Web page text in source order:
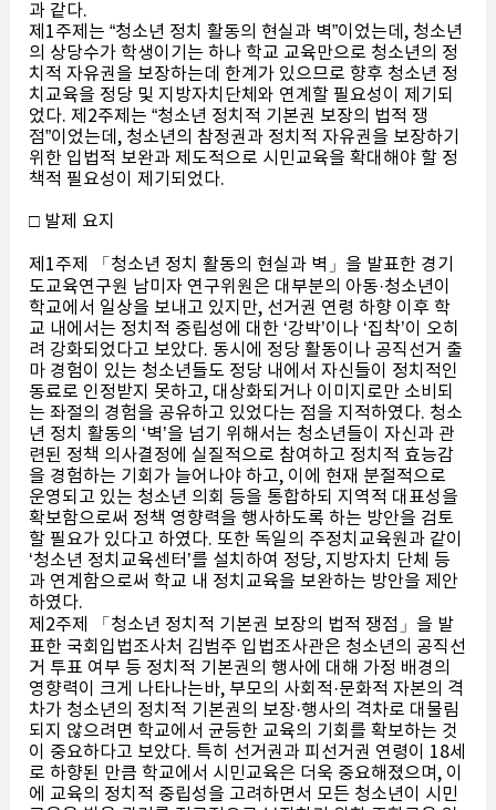
과 같다.
제1주제는 “청소년 정치 활동의 현실과 벽”이었는데, 청소년
의 상당수가 학생이기는 하나 학교 교육만으로 청소년의 정
치적 자유권을 보장하는데 한계가 있으므로 향후 청소년 정
치교육을 정당 및 지방자치단체와 연계할 필요성이 제기되
었다. 제2주제는 “청소년 정치적 기본권 보장의 법적 쟁
점”이었는데, 청소년의 참정권과 정치적 자유권을 보장하기
위한 입법적 보완과 제도적으로 시민교육을 확대해야 할 정
책적 필요성이 제기되었다.
□ 발제 요지
제1주제 「청소년 정치 활동의 현실과 벽」을 발표한 경기
도교육연구원 남미자 연구위원은 대부분의 아동·청소년이
학교에서 일상을 보내고 있지만, 선거권 연령 하향 이후 학
교 내에서는 정치적 중립성에 대한 ‘강박’이나 ‘집착’이 오히
려 강화되었다고 보았다. 동시에 정당 활동이나 공직선거 출
마 경험이 있는 청소년들도 정당 내에서 자신들이 정치적인
동료로 인정받지 못하고, 대상화되거나 이미지로만 소비되
는 좌절의 경험을 공유하고 있었다는 점을 지적하였다. 청소
년 정치 활동의 ‘벽’을 넘기 위해서는 청소년들이 자신과 관
련된 정책 의사결정에 실질적으로 참여하고 정치적 효능감
을 경험하는 기회가 늘어나야 하고, 이에 현재 분절적으로
운영되고 있는 청소년 의회 등을 통합하되 지역적 대표성을
확보함으로써 정책 영향력을 행사하도록 하는 방안을 검토
할 필요가 있다고 하였다. 또한 독일의 주정치교육원과 같이
‘청소년 정치교육센터’를 설치하여 정당, 지방자치 단체 등
과 연계함으로써 학교 내 정치교육을 보완하는 방안을 제안
하였다.
제2주제 「청소년 정치적 기본권 보장의 법적 쟁점」을 발
표한 국회입법조사처 김범주 입법조사관은 청소년의 공직선
거 투표 여부 등 정치적 기본권의 행사에 대해 가정 배경의
영향력이 크게 나타나는바, 부모의 사회적·문화적 자본의 격
차가 청소년의 정치적 기본권의 보장·행사의 격차로 대물림
되지 않으려면 학교에서 균등한 교육의 기회를 확보하는 것
이 중요하다고 보았다. 특히 선거권과 피선거권 연령이 18세
로 하향된 만큼 학교에서 시민교육은 더욱 중요해졌으며, 이
에 교육의 정치적 중립성을 고려하면서 모든 청소년이 시민